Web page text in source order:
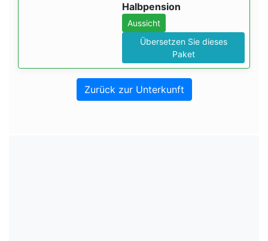
Halbpension
Aussicht
Übersetzen Sie dieses
Paket
Zurück zur Unterkunft